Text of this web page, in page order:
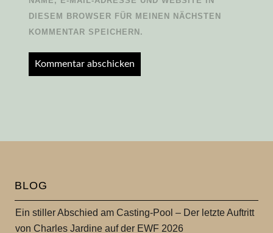
DIESEM BROWSER FÜR MEINEN NÄCHSTEN
KOMMENTAR SPEICHERN.
BLOG
Ein stiller Abschied am Casting-Pool – Der letzte Auftritt
von Charles Jardine auf der EWF 2026